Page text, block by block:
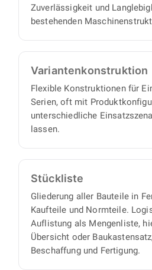
Zuverlässigkeit und
bestehenden
Varianten­konstruktion
Flexible Konstruktionen für
Serien, oft mit
unterschiedliche
lassen.
Stückliste
Gliederung aller Bauteile in
Kaufteile und Normteile.
Auflistung als Mengenliste,
Übersicht oder
Beschaffung und Fertigung.